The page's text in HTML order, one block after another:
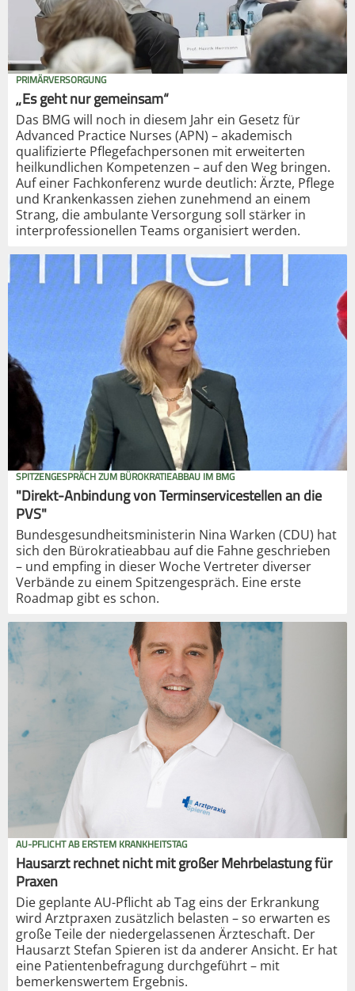
PRIMÄRVERSORGUNG
„Es geht nur gemeinsam“
Das BMG will noch in diesem Jahr ein Gesetz für
Advanced Practice Nurses (APN) – akademisch
qualifizierte Pflegefachpersonen mit erweiterten
heilkundlichen Kompetenzen – auf den Weg bringen.
Auf einer Fachkonferenz wurde deutlich: Ärzte, Pflege
und Krankenkassen ziehen zunehmend an einem
Strang, die ambulante Versorgung soll stärker in
interprofessionellen Teams organisiert werden.
SPITZENGESPRÄCH ZUM BÜROKRATIEABBAU IM BMG
"Direkt-Anbindung von Terminservicestellen an die
PVS"
Bundesgesundheitsministerin Nina Warken (CDU) hat
sich den Bürokratieabbau auf die Fahne geschrieben
– und empfing in dieser Woche Vertreter diverser
Verbände zu einem Spitzengespräch. Eine erste
Roadmap gibt es schon.
AU-PFLICHT AB ERSTEM KRANKHEITSTAG
Hausarzt rechnet nicht mit großer Mehrbelastung für
Praxen
Die geplante AU-Pflicht ab Tag eins der Erkrankung
wird Arztpraxen zusätzlich belasten – so erwarten es
große Teile der niedergelassenen Ärzteschaft. Der
Hausarzt Stefan Spieren ist da anderer Ansicht. Er hat
eine Patientenbefragung durchgeführt – mit
bemerkenswertem Ergebnis.